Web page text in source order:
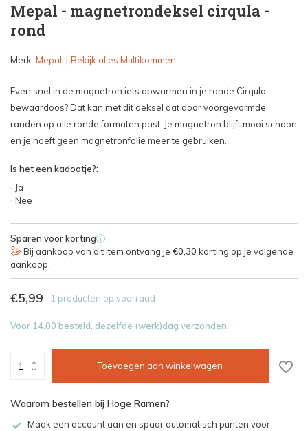
Mepal - magnetrondeksel cirqula -
rond
Merk: Mepal Bekijk alles Multikommen
Even snel in de magnetron iets opwarmen in je ronde Cirqula
bewaardoos? Dat kan met dit deksel dat door voorgevormde
randen op alle ronde formaten past. Je magnetron blijft mooi schoon
en je hoeft geen magnetronfolie meer te gebruiken.
Is het een kadootje?:
Ja
Nee
Sparen voor korting i
Bij aankoop van dit item ontvang je €0,30 korting op je volgende
aankoop.
€5,99 1 producten op voorraad
Voor 14.00 besteld, dezelfde (werk)dag verzonden.
Toevoegen aan winkelwagen
Waarom bestellen bij Hoge Ramen?
Maak een account aan en spaar automatisch punten voor